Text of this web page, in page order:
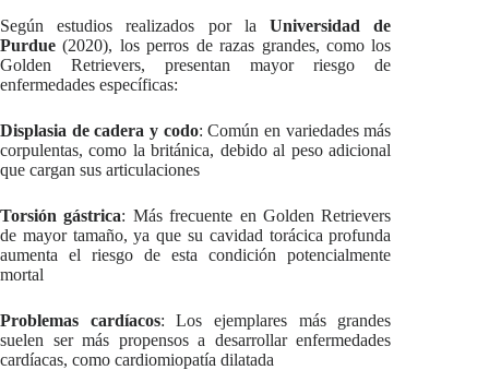
Según estudios realizados por laUniversidad de
Purdue (2020), los perros de razas grandes, como los
Golden Retrievers, presentan mayor riesgo de
enfermedades específicas:
Displasia de cadera y codo: Común en variedades más
corpulentas, como la británica, debido al peso adicional
que cargan sus articulaciones
Torsión gástrica: Más frecuente en Golden Retrievers
de mayor tamaño, ya que su cavidad torácica profunda
aumenta el riesgo de esta condición potencialmente
mortal
Problemas cardíacos: Los ejemplares más grandes
suelen ser más propensos a desarrollar enfermedades
cardíacas, como cardiomiopatía dilatada